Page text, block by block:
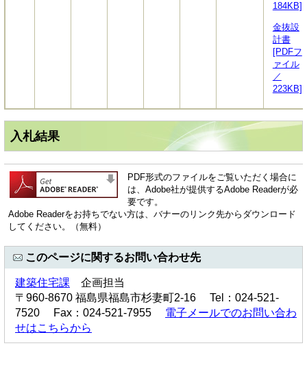
184KB]
金抜設
計書
[PDFフ
ァイル
／
223KB]
入札結果
PDF形式のファイルをご覧いただく場合に
は、Adobe社が提供するAdobe Readerが必
要です。
Adobe Readerをお持ちでない方は、バナーのリンク先からダウンロード
してください。（無料）
このページに関するお問い合わせ先
建築住宅課 企画担当
〒960-8670 福島県福島市杉妻町2-16 Tel：024-521-
7520 Fax：024-521-7955 電子メールでのお問い合わ
せはこちらから